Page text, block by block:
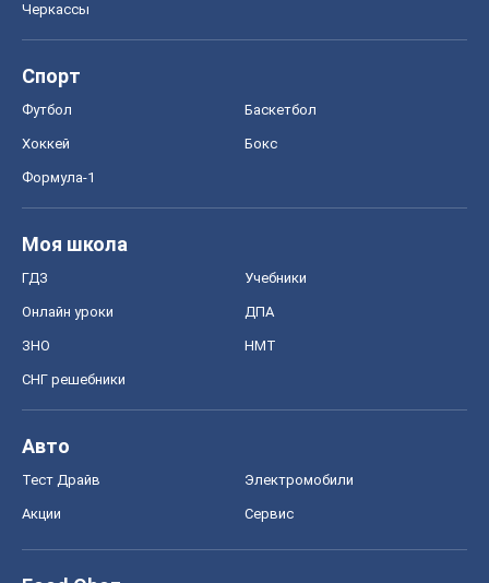
Черкассы
Спорт
Футбол Баскетбол
Хоккей Бокс
Формула-1
Моя школа
ГДЗ Учебники
Онлайн уроки ДПА
ЗНО НМТ
СНГ решебники
Авто
Тест Драйв Электромобили
Акции Сервис